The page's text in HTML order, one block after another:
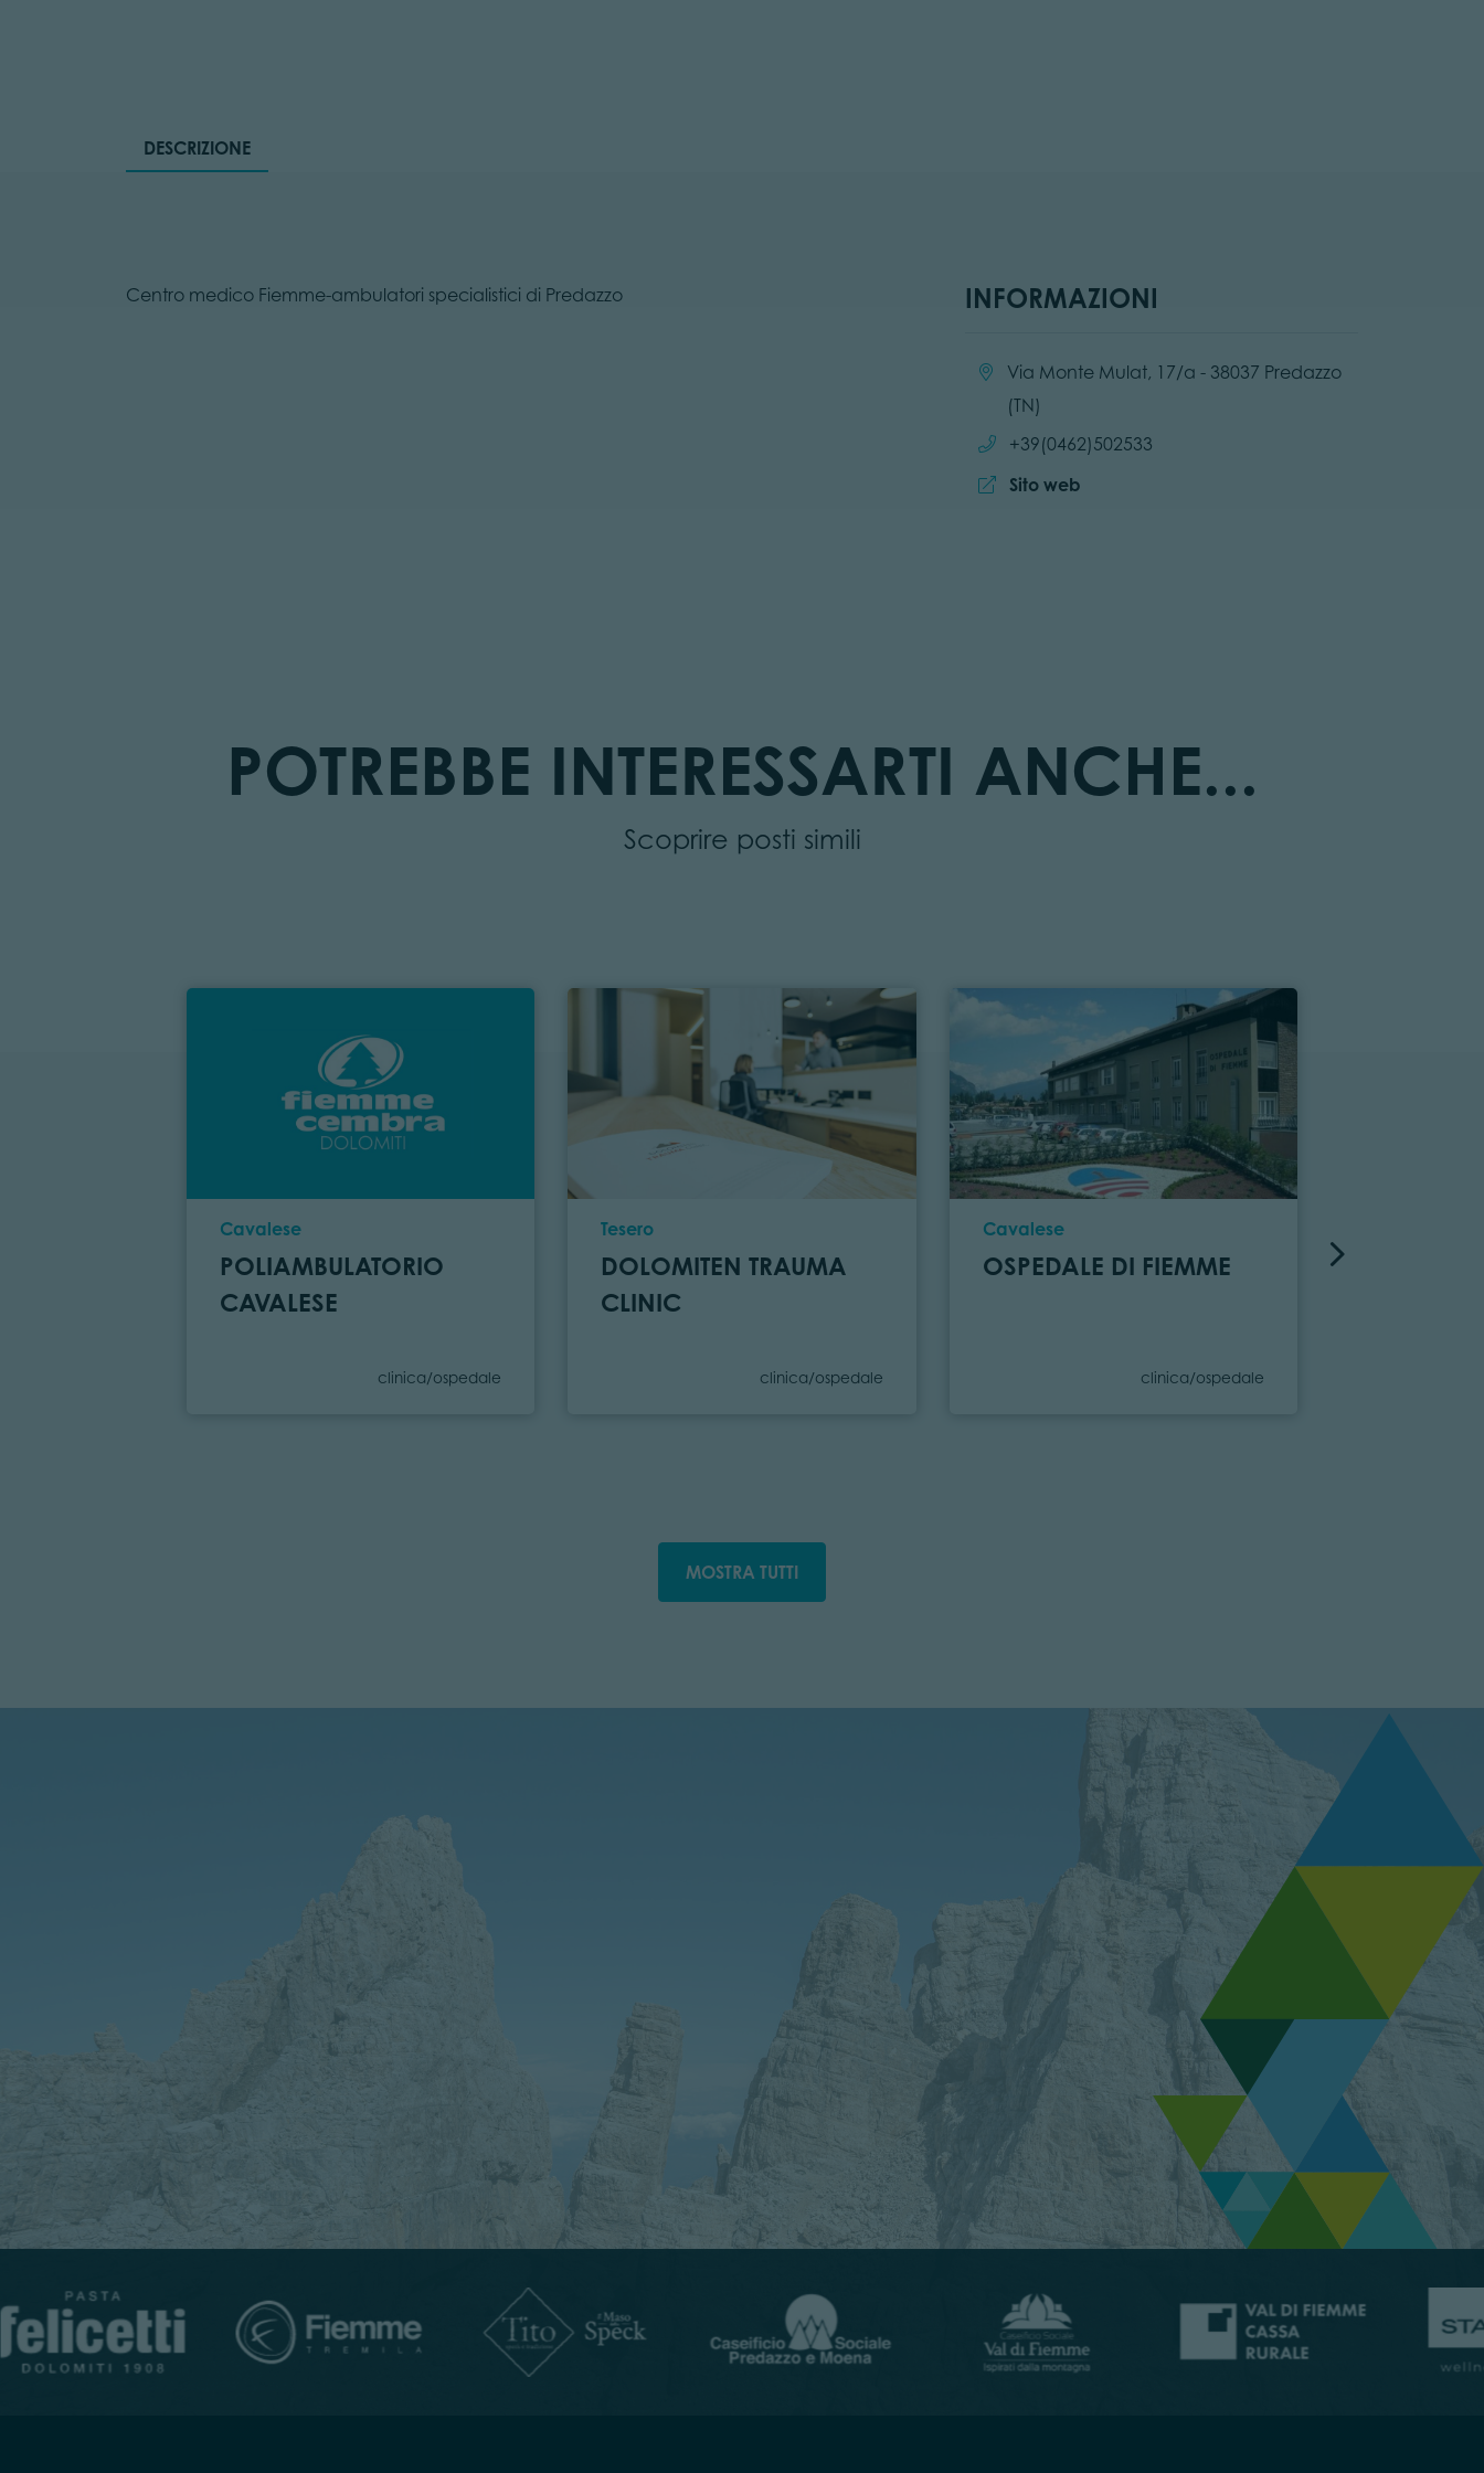
DESCRIZIONE
Centro medico Fiemme-ambulatori specialistici di Predazzo INFORMAZIONI
Località:Via Monte Mulat, 17/a - 38037 Predazzo
(TN)
Chiama:
+39(0462)502533
Sito web:
Sito web
POTREBBE INTERESSARTI ANCHE...
Scoprire posti simili
Località
Cavalese
POLIAMBULATORIO
CAVALESE
Categoria
clinica/ospedale
Località
Tesero
DOLOMITEN TRAUMA
CLINIC
Categoria
clinica/ospedale
Località
Cavalese
OSPEDALE DI FIEMME
Categoria
clinica/ospedale
MOSTRA TUTTI